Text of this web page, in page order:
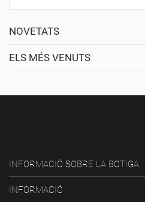
NOVETATS
ELS MÉS VENUTS
INFORMACIÓ SOBRE LA BOTIGA
INFORMACIÓ